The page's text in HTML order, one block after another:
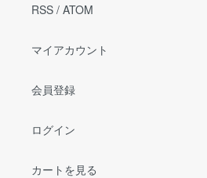
RSS / ATOM
マイアカウント
会員登録
ログイン
カートを見る